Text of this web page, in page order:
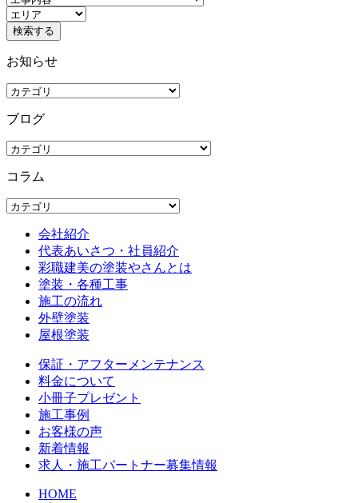
お知らせ
ブログ
コラム
会社紹介
代表あいさつ・社員紹介
彩職建美の塗装やさんとは
塗装・各種工事
施工の流れ
外壁塗装
屋根塗装
保証・アフターメンテナンス
料金について
小冊子プレゼント
施工事例
お客様の声
新着情報
求人・施工パートナー募集情報
HOME